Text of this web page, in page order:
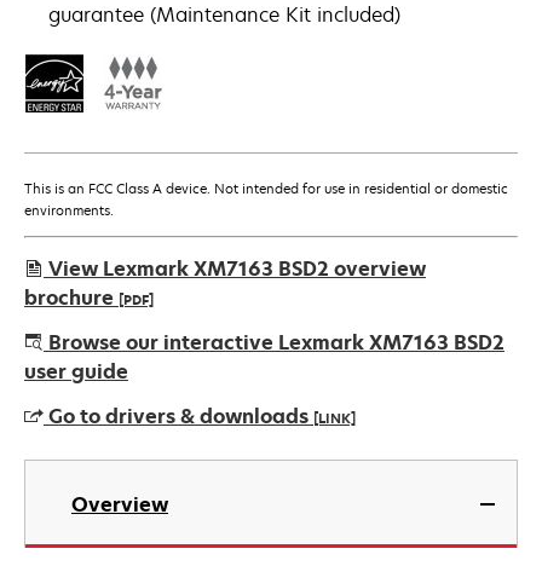
guarantee (Maintenance Kit included)
This is an FCC Class A device. Not intended for use in residential or domestic
environments.
View Lexmark XM7163 BSD2 overview
brochure [PDF]
opens
in
new
tab
Browse our interactive Lexmark XM7163 BSD2
user guide
Go to drivers & downloads [LINK]
opens
new
Overview